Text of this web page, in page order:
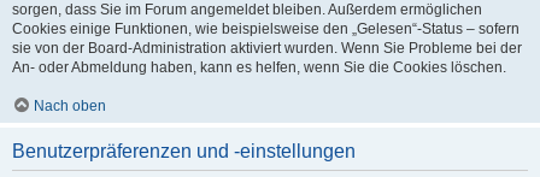
sorgen, dass Sie im Forum angemeldet bleiben. Außerdem ermöglichen
Cookies einige Funktionen, wie beispielsweise den „Gelesen“-Status – sofern
sie von der Board-Administration aktiviert wurden. Wenn Sie Probleme bei der
An- oder Abmeldung haben, kann es helfen, wenn Sie die Cookies löschen.
Nach oben
Benutzerpräferenzen und -einstellungen